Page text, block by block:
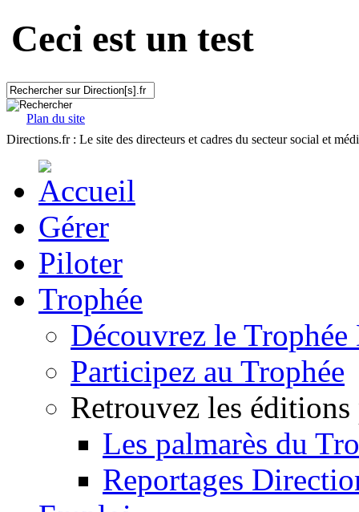
Ceci est un test
Plan du site
Directions.fr : Le site des directeurs et cadres du secteur social et
Gérer
Piloter
Trophée
Découvrez le
Participez au Trophée
Retrouvez les éditions
Les palmarès du
Reportages